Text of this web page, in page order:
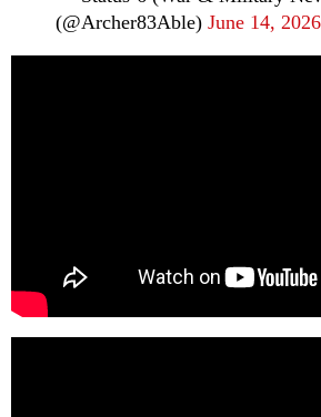
(@Archer83Able) June 14, 2026